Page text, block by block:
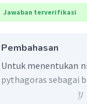
Jawaban terverifikasi
Pembahasan
Untuk menentukan
pythagoras sebagai
y